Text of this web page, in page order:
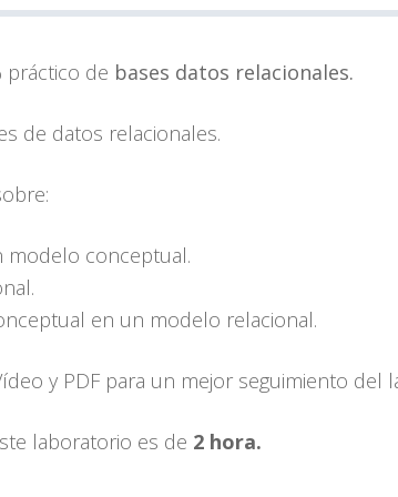
de bases datos relacionales.
de datos relacionales.
modelo conceptual.
en un modelo relacional.
y PDF para un mejor seguimiento del
laboratorio es de 2 hora.